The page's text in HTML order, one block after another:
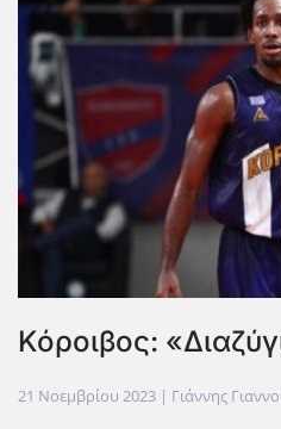
Κόροιβος:
21 Νοεμβρίου 2023 | Γιάννης